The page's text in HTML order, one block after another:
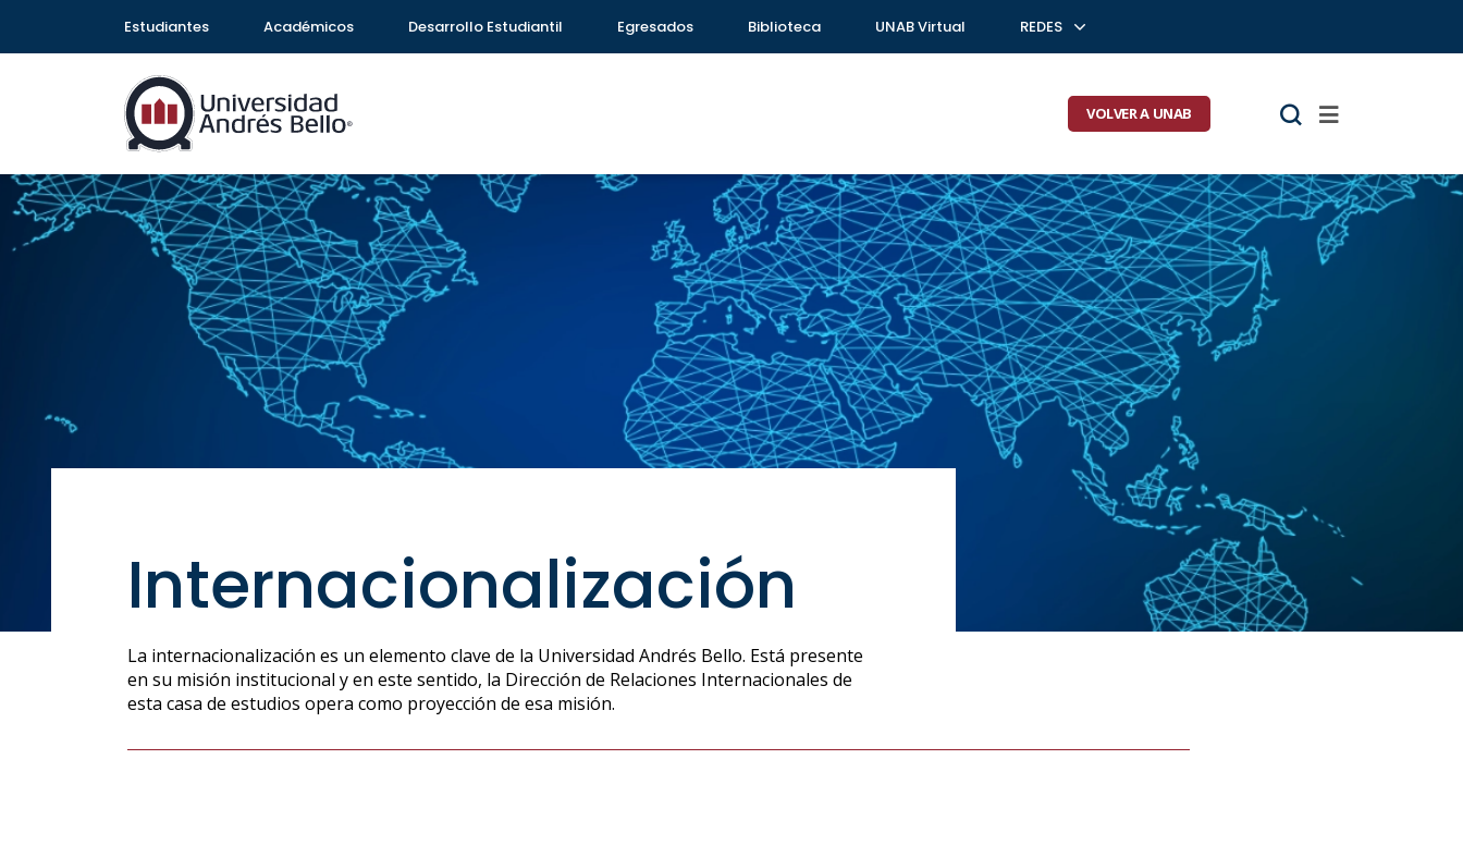
Estudiantes Académicos Desarrollo Estudiantil Egresados Biblioteca UNAB Virtual REDES
VOLVER A UNAB
Internacionalización
La internacionalización es un elemento clave de la Universidad Andrés Bello. Está presente
en su misión institucional y en este sentido, la Dirección de Relaciones Internacionales de
esta casa de estudios opera como proyección de esa misión.